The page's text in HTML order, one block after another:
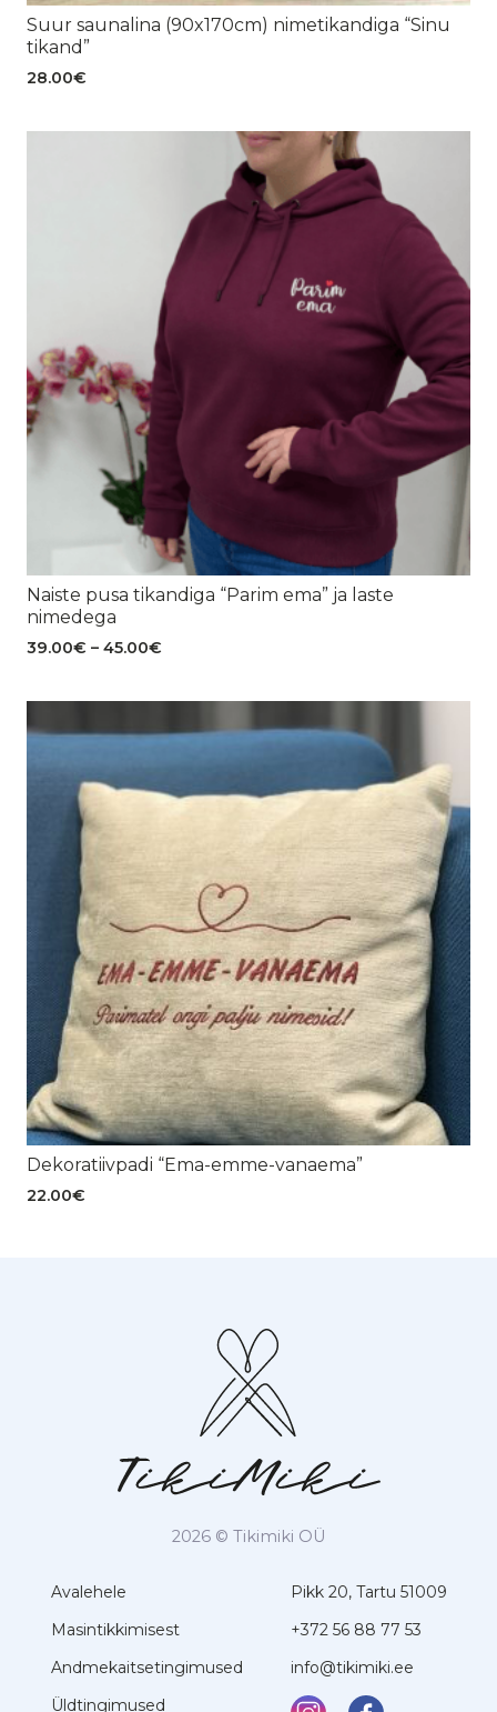
Suur saunalina (90x170cm) nimetikandiga “Sinu
tikand”
28.00€
Naiste pusa tikandiga “Parim ema” ja laste
nimedega
39.00€ – 45.00€
45.00€
Dekoratiivpadi “Ema-emme-vanaema”
22.00€
2026 © Tikimiki OÜ
Avalehele
Masintikkimisest
Andmekaitsetingimused
Üldtingimused
Pikk 20, Tartu 51009
+372 56 88 77 53
info@tikimiki.ee